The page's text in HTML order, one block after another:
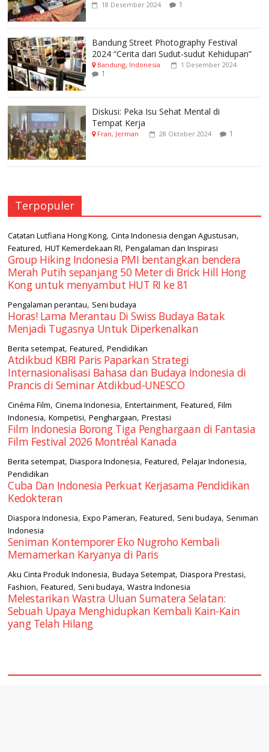
18 Desember 2024 1
Bandung Street Photography Festival
2024 “Cerita dari Sudut-sudut Kehidupan”
Bandung, Indonesia 1 Desember 2024
1
Diskusi: Peka Isu Sehat Mental di
Tempat Kerja
Fran, Jerman 28 Oktober 2024 1
Terpopuler
Catatan Lutfiana Hong Kong,Cinta Indonesia dengan Agustusan,
Featured,HUT Kemerdekaan RI,Pengalaman dan Inspirasi
Group Hiking Indonesia PMI bentangkan bendera
Merah Putih sepanjang 50 Meter di Brick Hill Hong
Kong untuk menyambut HUT RI ke 81
Pengalaman perantau, Seni budaya
Horas! Lama Merantau Di Swiss Budaya Batak
Menjadi Tugasnya Untuk Diperkenalkan
Berita setempat,Featured,Pendidikan
Atdikbud KBRI Paris Paparkan Strategi
Internasionalisasi Bahasa dan Budaya Indonesia di
Prancis di Seminar Atdikbud-UNESCO
Cinéma Film,Cinema Indonesia,Entertainment,Featured,Film
Indonesia,Kompetisi,Penghargaan,Prestasi
Film Indonesia Borong Tiga Penghargaan di Fantasia
Film Festival 2026 Montréal Kanada
Berita setempat,Diaspora Indonesia,Featured,Pelajar Indonesia,
Pendidikan
Cuba Dan Indonesia Perkuat Kerjasama Pendidikan
Kedokteran
Diaspora Indonesia,Expo Pameran,Featured, Seni budaya, Seniman
Indonesia
Seniman Kontemporer Eko Nugroho Kembali
Memamerkan Karyanya di Paris
Aku Cinta Produk Indonesia,Budaya Setempat,Diaspora Prestasi,
Fashion,Featured, Seni budaya,Wastra Indonesia
Melestarikan Wastra Uluan Sumatera Selatan:
Sebuah Upaya Menghidupkan Kembali Kain-Kain
yang Telah Hilang